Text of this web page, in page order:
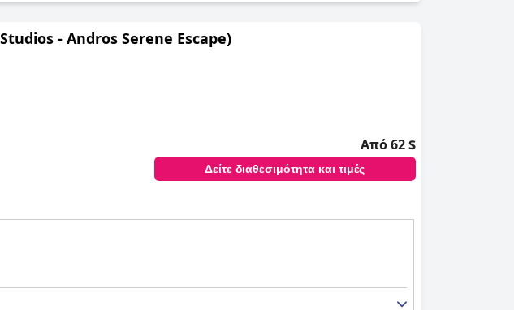
& Studios - Andros Serene Escape)
Από 62 $
Δείτε διαθεσιμότητα και τιμές